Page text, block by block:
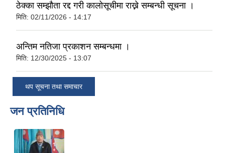
ठेक्का सम्झौता रद्द गरी कालोसूचीमा राख्ने सम्बन्धी सूचना ।
मिति: 02/11/2026 - 14:17
अन्तिम नतिजा प्रकाशन सम्बन्धमा ।
मिति: 12/30/2025 - 13:07
थप सूचना तथा समाचार
जन प्रतिनिधि